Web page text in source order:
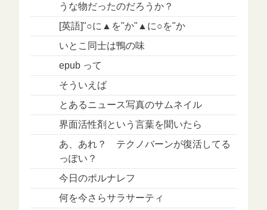
うな物だったのだろうか？
[英語]"○に▲を"か"▲に○を"か
いとこ同士は鴨の味
epub って
そういえば
とあるニュース写真のサムネイル
界面活性剤という言葉を聞いたら
あ、あれ？ テクノバーンが復活してる
っぽい？
今日のポルナレフ
何を今さらサラサーティ